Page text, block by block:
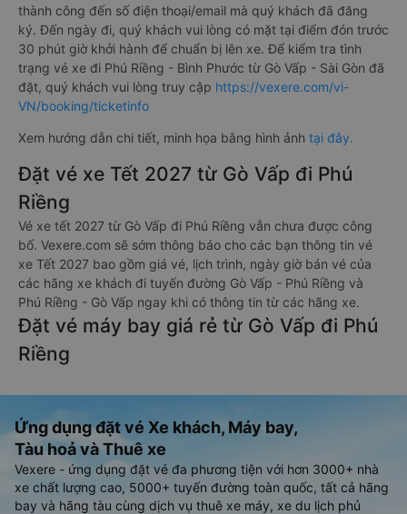
thành công đến số điện thoại/email mà quý khách đã đăng
ký. Đến ngày đi, quý khách vui lòng có mặt tại điểm đón trước
30 phút giờ khởi hành để chuẩn bị lên xe. Để kiểm tra tình
trạng vé xe đi Phú Riềng - Bình Phước từ Gò Vấp - Sài Gòn đã
đặt, quý khách vui lòng truy cập https://vexere.com/vi-
VN/booking/ticketinfo
Xem hướng dẫn chi tiết, minh họa bằng hình ảnh tại đây.
Đặt vé xe Tết 2027 từ Gò Vấp đi Phú
Riềng
Vé xe tết 2027 từ Gò Vấp đi Phú Riềng vẫn chưa được công
bố. Vexere.com sẽ sớm thông báo cho các bạn thông tin vé
xe Tết 2027 bao gồm giá vé, lịch trình, ngày giờ bán vé của
các hãng xe khách đi tuyến đường Gò Vấp - Phú Riềng và
Phú Riềng - Gò Vấp ngay khi có thông tin từ các hãng xe.
Đặt vé máy bay giá rẻ từ Gò Vấp đi Phú
Riềng
Ứng dụng đặt vé Xe khách, Máy bay,
Tàu hoả và Thuê xe
Vexere - ứng dụng đặt vé đa phương tiện với hơn 3000+ nhà
xe chất lượng cao, 5000+ tuyến đường toàn quốc, tất cả hãng
bay và hãng tàu cùng dịch vụ thuê xe máy, xe du lịch phủ